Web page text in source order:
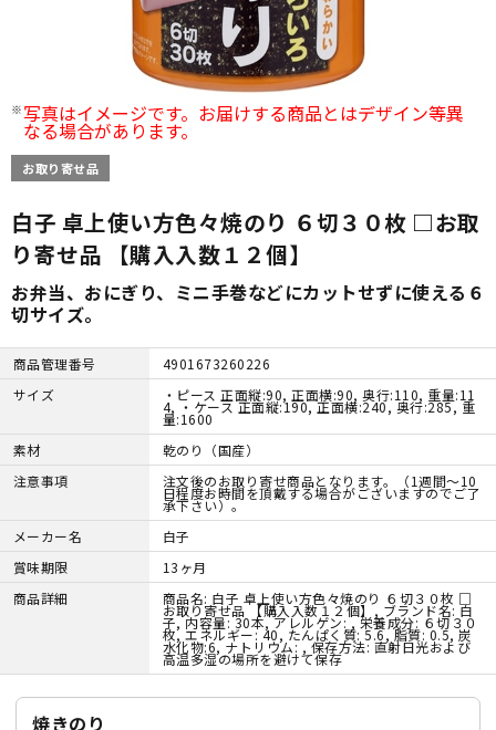
写真はイメージです。お届けする商品とはデザイン等異
なる場合があります。
お取り寄せ品
白子 卓上使い方色々焼のり ６切３０枚 □お取
り寄せ品 【購入入数１２個】
お弁当、おにぎり、ミニ手巻などにカットせずに使える６
切サイズ｡
商品管理番号
4901673260226
サイズ
・ピース 正面縦:90, 正面横:90, 奥行:110, 重量:11
4, ・ケース 正面縦:190, 正面横:240, 奥行:285, 重
量:1600
素材
乾のり（国産）
注意事項
注文後のお取り寄せ商品となります。（1週間～10
日程度お時間を頂戴する場合がございますのでご了
承下さい）。
メーカー名
白子
賞味期限
13ヶ月
商品詳細
商品名: 白子 卓上使い方色々焼のり ６切３０枚 □
お取り寄せ品 【購入入数１２個】, ブランド名: 白
子, 内容量: 30本, アレルゲン: , 栄養成分: ６切３０
枚, エネルギー: 40, たんぱく質: 5.6, 脂質: 0.5, 炭
水化物:6, ナトリウム: , 保存方法: 直射日光および
高温多湿の場所を避けて保存
焼きのり